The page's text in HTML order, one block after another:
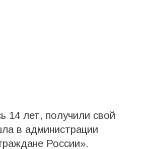
14 лет, получили свой
в администрации
России».